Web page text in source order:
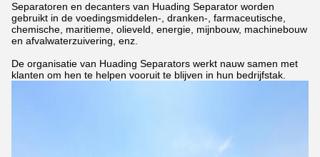
Separatoren en decanters van Huading Separator worden
gebruikt in de voedingsmiddelen-, dranken-, farmaceutische,
chemische, maritieme, olieveld, energie, mijnbouw, machinebouw
en afvalwaterzuivering, enz.
De organisatie van Huading Separators werkt nauw samen met
klanten om hen te helpen vooruit te blijven in hun bedrijfstak.